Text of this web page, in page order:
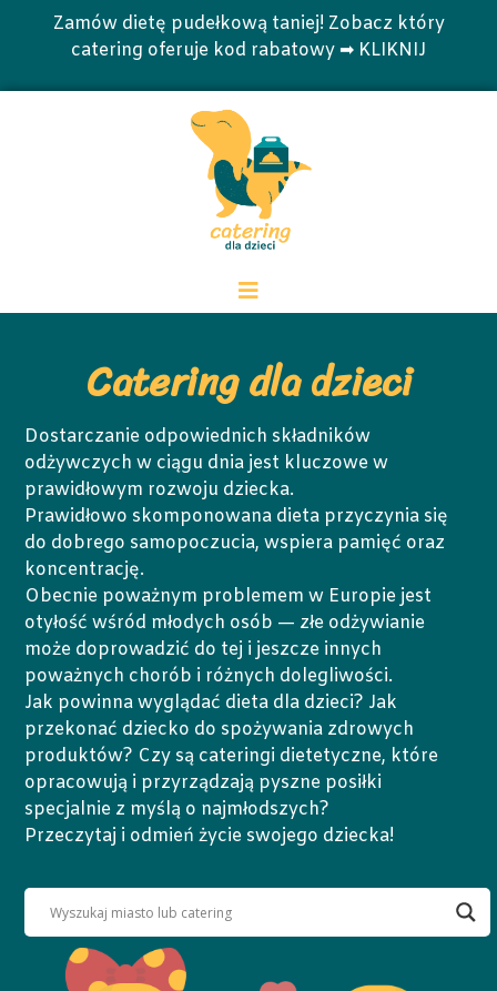
Zamów dietę pudełkową taniej! Zobacz który
catering oferuje kod rabatowy ➡ KLIKNIJ
Catering dla dzieci
Dostarczanie odpowiednich składników
odżywczych w ciągu dnia jest kluczowe w
prawidłowym rozwoju dziecka.
Prawidłowo skomponowana dieta przyczynia się
do dobrego samopoczucia, wspiera pamięć oraz
koncentrację.
Obecnie poważnym problemem w Europie jest
otyłość wśród młodych osób — złe odżywianie
może doprowadzić do tej i jeszcze innych
poważnych chorób i różnych dolegliwości.
Jak powinna wyglądać dieta dla dzieci? Jak
przekonać dziecko do spożywania zdrowych
produktów? Czy są cateringi dietetyczne, które
opracowują i przyrządzają pyszne posiłki
specjalnie z myślą o najmłodszych?
Przeczytaj i odmień życie swojego dziecka!